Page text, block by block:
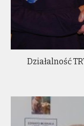
Działalność